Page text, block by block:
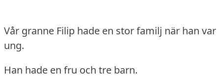
Vår granne Filip hade en stor familj när han var
ung.
Han hade en fru och tre barn.